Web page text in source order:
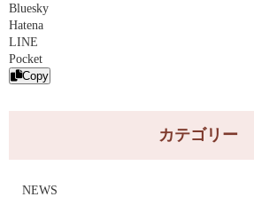
Bluesky
Hatena
LINE
Pocket
Copy
カテゴリー
NEWS